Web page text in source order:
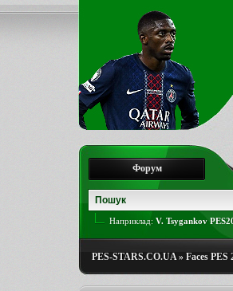
Форум
Наприклад: V. Tsygankov
PES-STARS.CO.UA» Faces PES